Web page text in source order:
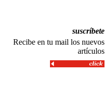
suscríbete
Recibe en tu mail los nuevos
artículos